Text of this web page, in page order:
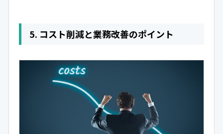
5. コスト削減と業務改善のポイント